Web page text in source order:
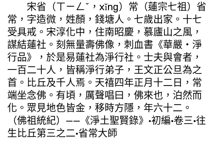
宋省（ㄒㄧㄥˇ，xǐng）常（蓮宗七祖）省
常，字造微，姓顏，錢塘人。七歲出家。十七
受具戒。宋淳化中，住南昭慶，慕廬山之風，
謀結蓮社。刻無量壽佛像，刺血書《華嚴・淨
行品》，於是易蓮社為淨行社。士夫與會者，
一百二十人，皆稱淨行弟子，王文正公旦為之
首。比丘及千人焉。天禧四年正月十二日，常
端坐念佛。有頃，厲聲唱曰，佛來也，泊然而
化。眾見地色皆金，移時方隱，年六十二。
（佛祖統紀）——《淨土聖賢錄》·初編·卷三·往
生比丘第三之二·省常大師